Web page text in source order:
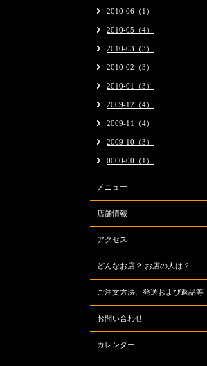
2010-06（1）
2010-05（4）
2010-03（3）
2010-02（3）
2010-01（3）
2009-12（4）
2009-11（4）
2009-10（3）
0000-00（1）
メニュー
店舗情報
アクセス
どんなお店？ お店の人は？
ご注文方法、発送および返品等
お問い合わせ
カレンダー